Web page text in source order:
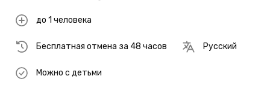
до 1 человека
Бесплатная отмена за 48 часов Русский
Можно с детьми